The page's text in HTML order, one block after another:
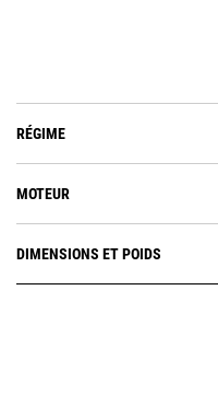
RÉGIME
MOTEUR
DIMENSIONS ET POIDS